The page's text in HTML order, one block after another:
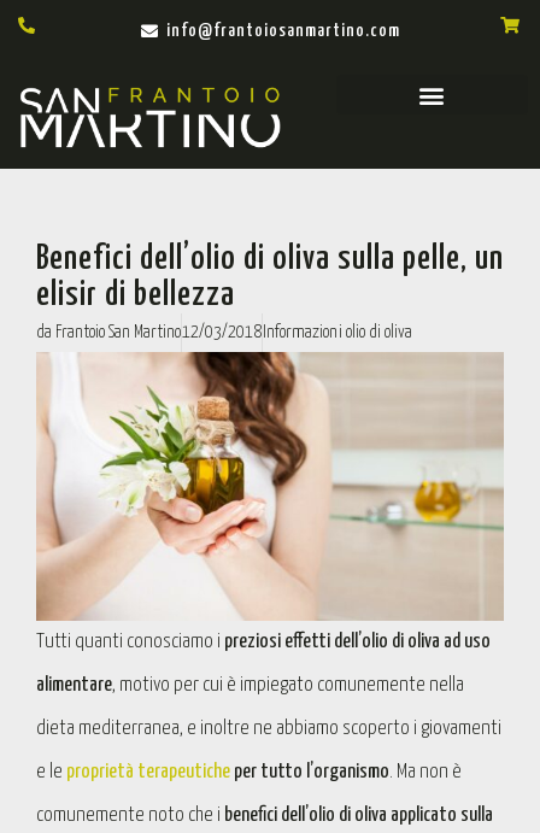
info@frantoiosanmartino.com
Benefici dell’olio di oliva sulla pelle, un
elisir di bellezza
da Frantoio San Martino12/03/2018 Informazioni olio di oliva
Tutti quanti conosciamo i preziosi effetti dell’olio di oliva ad uso
alimentare, motivo per cui è impiegato comunemente nella
dieta mediterranea, e inoltre ne abbiamo scoperto i giovamenti
e le proprietà terapeutiche per tutto l’organismo. Ma non è
comunemente noto che i benefici dell’olio di oliva applicato sulla